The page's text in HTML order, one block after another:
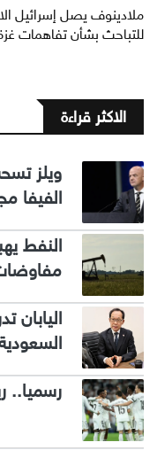
ملادينوف يصل إسرائيل
للتباحث بشأن تفاهمات
الاكثر قراءة
ويلز
الفيفا
اليابان
رسميا..